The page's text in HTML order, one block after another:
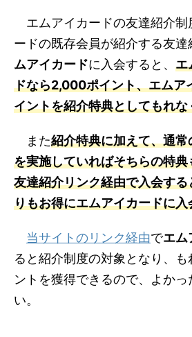
エムアイカードの友達紹介制
ードの既存会員が紹介する友
ムアイカードに入会すると、 エ
ドなら2,000ポイント、エムア
イントを紹介特典としてもれ
また紹介特典に加えて、通
を実施していればそちらの特
友達紹介リンク経由で入会す
りもお得にエムアイカードに入
当サイトのリンク経由でエム
ると紹介制度の対象となり、
ントを獲得できるので、よか
い。